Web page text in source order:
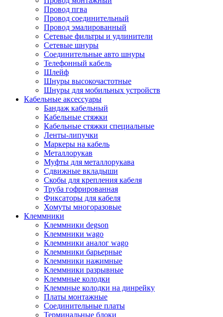
Провод пгва
Провод соединительный
Провод эмалированный
Сетевые фильтры и удлинители
Сетевые шнуры
Соединительные авто шнуры
Телефонный кабель
Шлейф
Шнуры высокочастотные
Шнуры для мобильных устройств
Кабельные аксессуары
Бандаж кабельный
Кабельные стяжки
Кабельные стяжки специальные
Ленты-липучки
Маркеры на кабель
Металлорукав
Муфты для металлорукава
Сдвижные вкладыши
Скобы для крепления кабеля
Труба гофрированная
Фиксаторы для кабеля
Хомуты многоразовые
Клеммники
Клеммники degson
Клеммники wago
Клеммники аналог wago
Клеммники барьерные
Клеммники нажимные
Клеммники разрывные
Клеммные колодки
Клеммные колодки на динрейку
Платы монтажные
Соединительные платы
Терминальные блоки